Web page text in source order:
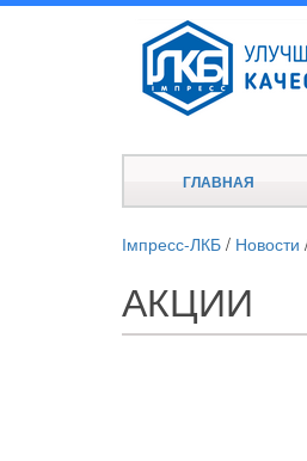
ГЛАВНАЯ
Імпресс-ЛКБ / Новости
АКЦИИ